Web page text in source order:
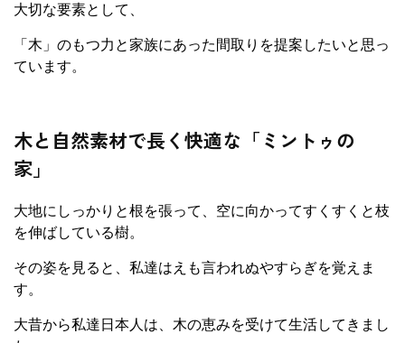
大切な要素として、
「木」のもつ力と家族にあった間取りを提案したいと思っ
ています。
木と自然素材で長く快適な「ミントゥの
家」
大地にしっかりと根を張って、空に向かってすくすくと枝
を伸ばしている樹。
その姿を見ると、私達はえも言われぬやすらぎを覚えま
す。
大昔から私達日本人は、木の恵みを受けて生活してきまし